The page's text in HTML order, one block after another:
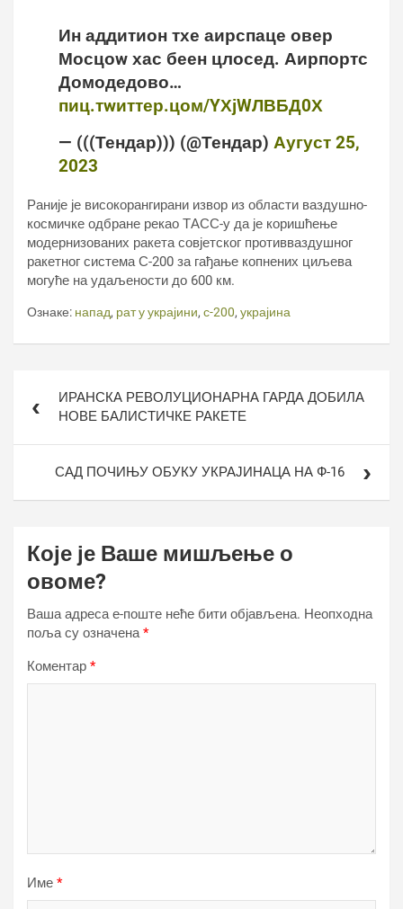
Ин аддитион тхе аирспаце овер
Мосцоw хас беен цлосед. Аирпортс
Домодедово…
пиц.тwиттер.цом/YХјWЛВБД0Х
— (((Тендар))) (@Тендар) Аугуст 25,
2023
Раније је високорангирани извор из области ваздушно-
космичке одбране рекао ТАСС-у да је коришћење
модернизованих ракета совјетског противваздушног
ракетног система С-200 за гађање копнених циљева
могуће на удаљености до 600 км.
Ознаке: напад, рат у украјини, с-200, украјина
чланкаИРАНСКА РЕВОЛУЦИОНАРНА ГАРДА ДОБИЛА
НОВЕ БАЛИСТИЧКЕ РАКЕТЕ
САД ПОЧИЊУ ОБУКУ УКРАЈИНАЦА НА Ф-16
Које је Ваше мишљење о
овоме?
Ваша адреса е-поште неће бити објављена. Неопходна
поља су означена*
Коментар *
Име *